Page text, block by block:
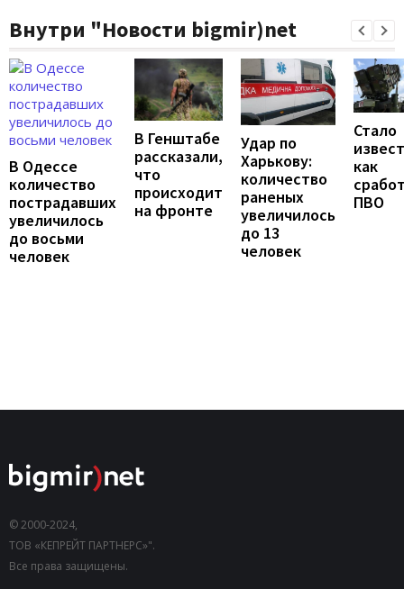
Внутри "Новости bigmir)net
В Одессе
количество
пострадавших
увеличилось
до восьми
человек
В Генштабе
рассказали,
что
происходит
на фронте
Удар по
Харькову:
количество
раненых
увеличилось
до 13
человек
Стало
как
ПВО
© 2000-2024,
ТОВ «КЕПРЕЙТ ПАРТНЕРС»".
Все права защищены.